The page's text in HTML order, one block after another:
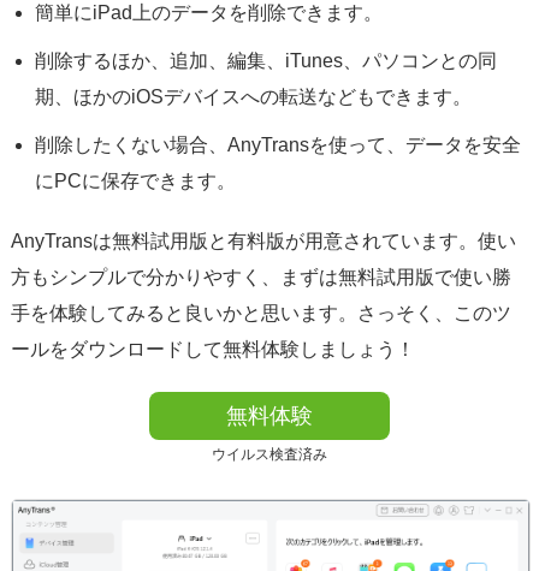
簡単にiPad上のデータを削除できます。
削除するほか、追加、編集、iTunes、パソコンとの同
期、ほかのiOSデバイスへの転送などもできます。
削除したくない場合、AnyTransを使って、データを安全
にPCに保存できます。
AnyTransは無料試用版と有料版が用意されています。使い
方もシンプルで分かりやすく、まずは無料試用版で使い勝
手を体験してみると良いかと思います。さっそく、このツ
ールをダウンロードして無料体験しましょう！
無料体験
ウイルス検査済み